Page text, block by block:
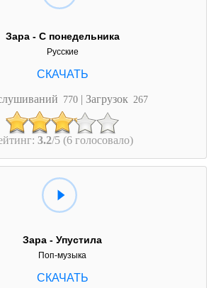
Зара - С понедельника
Русские
770 | Загрузок 267
3.2/5 (6 голосовало)
Зара - Упустила
Поп-музыка